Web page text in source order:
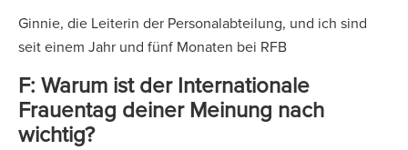
Ginnie, die Leiterin der Personalabteilung, und ich sind
seit einem Jahr und fünf Monaten bei RFB
F: Warum ist der Internationale
Frauentag deiner Meinung nach
wichtig?